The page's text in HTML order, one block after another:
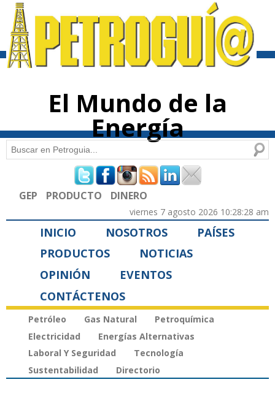
contenido
El Mundo de la
Energía
Formulario de búsqueda
Buscar
GEP PRODUCTO DINERO
viernes 7 agosto 2026 10:28:28 am
INICIO NOSOTROS
PAÍSES
PRODUCTOS
NOTICIAS
OPINIÓN
EVENTOS
CONTÁCTENOS
Petróleo Gas Natural
Petroquímica
Electricidad
Energías Alternativas
Laboral Y Seguridad
Tecnología
Sustentabilidad
Directorio